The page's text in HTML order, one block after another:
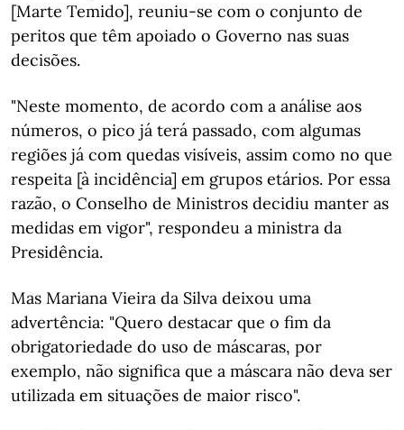
[Marte Temido], reuniu-se com o conjunto de
peritos que têm apoiado o Governo nas suas
decisões.
"Neste momento, de acordo com a análise aos
números, o pico já terá passado, com algumas
regiões já com quedas visíveis, assim como no que
respeita [à incidência] em grupos etários. Por essa
razão, o Conselho de Ministros decidiu manter as
medidas em vigor", respondeu a ministra da
Presidência.
Mas Mariana Vieira da Silva deixou uma
advertência: "Quero destacar que o fim da
obrigatoriedade do uso de máscaras, por
exemplo, não significa que a máscara não deva ser
utilizada em situações de maior risco".